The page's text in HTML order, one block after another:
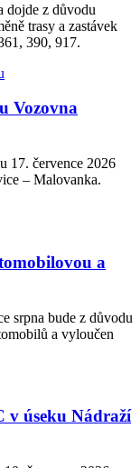
dojde z důvodu
trasy a zastávek
390, 917.
Vozovna
17. července 2026
– Malovanka.
a
srpna bude z důvodu
a vyloučen
v úseku Nádraží